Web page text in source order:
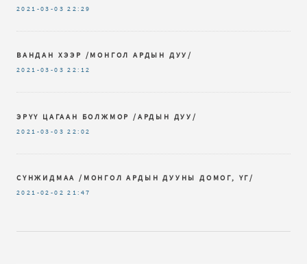
2021-03-03 22:29
ВАНДАН ХЭЭР /МОНГОЛ АРДЫН ДУУ/
2021-03-03 22:12
ЭРҮҮ ЦАГААН БОЛЖМОР /АРДЫН ДУУ/
2021-03-03 22:02
СҮНЖИДМАА /МОНГОЛ АРДЫН ДУУНЫ ДОМОГ, ҮГ/
2021-02-02 21:47